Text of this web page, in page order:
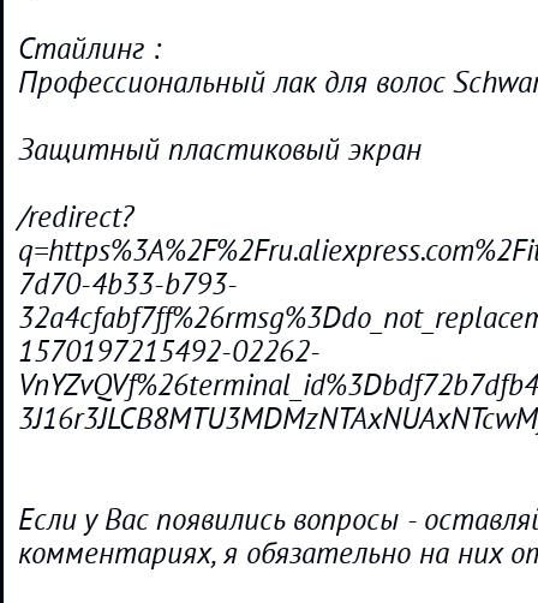
Стайлинг :
Профессиональный лак для волос
Защитный пластиковый экран
/redirect?
7d70-4b33-b793-
1570197215492-02262-
Если у Вас появились вопросы -
комментариях, я обязательно на них